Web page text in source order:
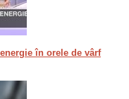
în orele de vârf